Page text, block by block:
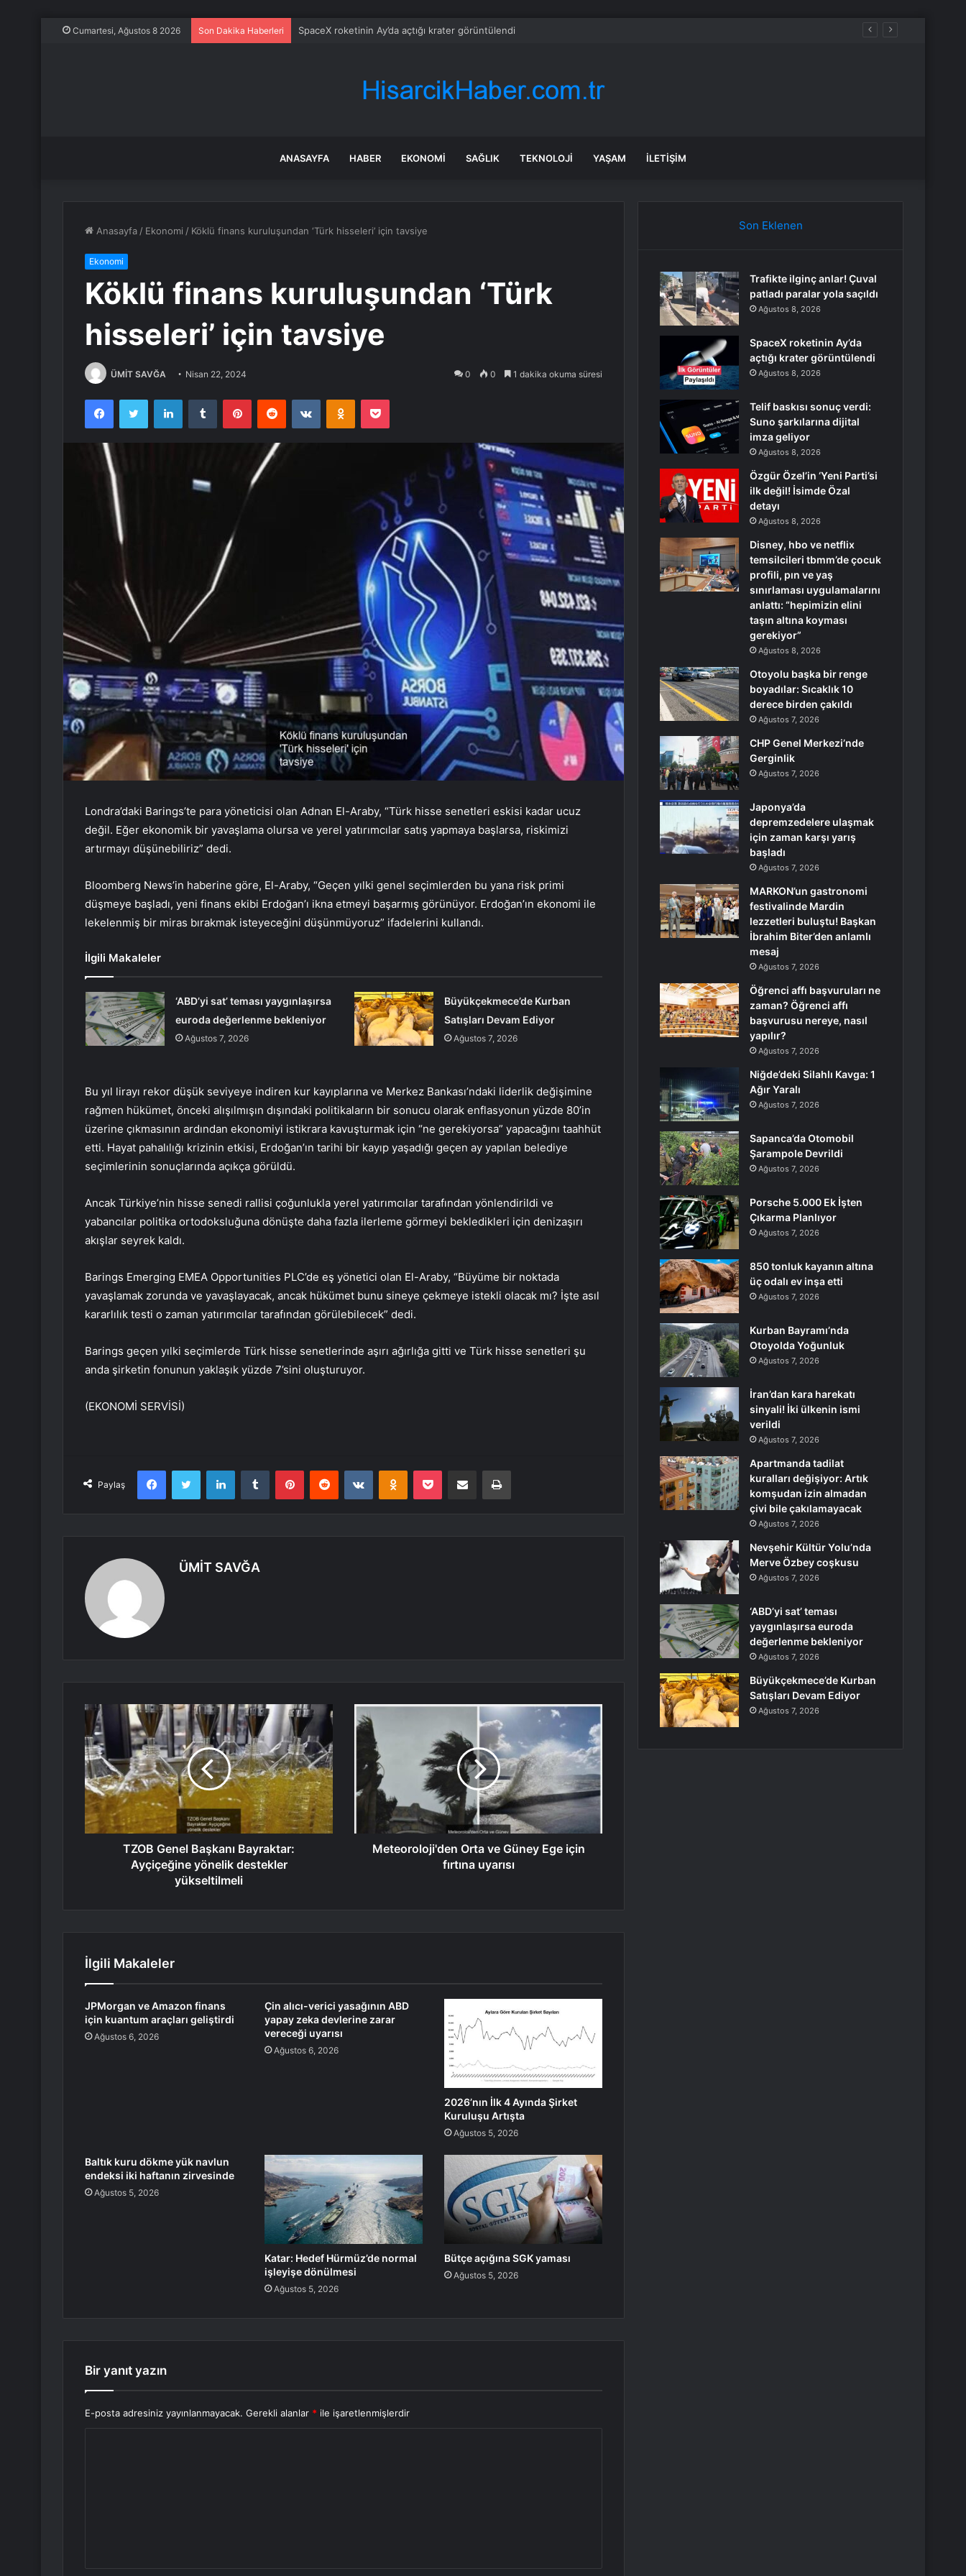
Cumartesi, Ağustos 8 2026 Son Dakika Haberleri SpaceX roketinin Ay’da açtığı krater görüntülendi
ANASAYFA HABER EKONOMI SAĞLIK TEKNOLOJI YAŞAM İLETIŞIM
Anasayfa / Ekonomi / Köklü finans kuruluşundan ‘Türk hisseleri’ için tavsiye
Ekonomi
Köklü finans kuruluşundan ‘Türk
hisseleri’ için tavsiye
ÜMİT SAVĞA Nisan 22, 2024 0 0 1 dakika okuma süresi
FacebookTwitter LinkedInTumblr PinterestReddit VKontakteOdnoklassniki
Pocket
Londra’daki Barings’te para yöneticisi olan Adnan El-Araby, “Türk hisse senetleri eskisi kadar ucuz
değil. Eğer ekonomik bir yavaşlama olursa ve yerel yatırımcılar satış yapmaya başlarsa, riskimizi
artırmayı düşünebiliriz” dedi.
Bloomberg News’in haberine göre, El-Araby, “Geçen yılki genel seçimlerden bu yana risk primi
düşmeye başladı, yeni finans ekibi Erdoğan’ı ikna etmeyi başarmış görünüyor. Erdoğan’ın ekonomi ile
lekelenmiş bir miras bırakmak isteyeceğini düşünmüyoruz” ifadelerini kullandı.
İlgili Makaleler
‘ABD’yi sat’ teması yaygınlaşırsa
euroda değerlenme bekleniyor
Ağustos 7, 2026
Büyükçekmece’de Kurban
Satışları Devam Ediyor
Ağustos 7, 2026
Bu yıl lirayı rekor düşük seviyeye indiren kur kayıplarına ve Merkez Bankası’ndaki liderlik değişimine
rağmen hükümet, önceki alışılmışın dışındaki politikaların bir sonucu olarak enflasyonun yüzde 80’in
üzerine çıkmasının ardından ekonomiyi istikrara kavuşturmak için “ne gerekiyorsa” yapacağını taahhüt
etti. Hayat pahalılığı krizinin etkisi, Erdoğan’ın tarihi bir kayıp yaşadığı geçen ay yapılan belediye
seçimlerinin sonuçlarında açıkça görüldü.
Ancak Türkiye’nin hisse senedi rallisi çoğunlukla yerel yatırımcılar tarafından yönlendirildi ve
yabancılar politika ortodoksluğuna dönüşte daha fazla ilerleme görmeyi bekledikleri için denizaşırı
akışlar seyrek kaldı.
Barings Emerging EMEA Opportunities PLC’de eş yönetici olan El-Araby, “Büyüme bir noktada
yavaşlamak zorunda ve yavaşlayacak, ancak hükümet bunu sineye çekmeye istekli olacak mı? İşte asıl
kararlılık testi o zaman yatırımcılar tarafından görülebilecek” dedi.
Barings geçen yılki seçimlerde Türk hisse senetlerinde aşırı ağırlığa gitti ve Türk hisse senetleri şu
anda şirketin fonunun yaklaşık yüzde 7’sini oluşturuyor.
(EKONOMİ SERVİSİ)
Paylaş
FacebookTwitter LinkedInTumblr PinterestReddit VKontakteOdnoklassniki
Pocket E-Posta ile paylaş Yazdır
ÜMİT SAVĞA
TZOB Genel Başkanı Bayraktar:
Ayçiçeğine yönelik destekler
yükseltilmeli
Meteoroloji'den Orta ve Güney Ege için
fırtına uyarısı
İlgili Makaleler
JPMorgan ve Amazon finans
için kuantum araçları geliştirdi
Ağustos 6, 2026
Çin alıcı-verici yasağının ABD
yapay zeka devlerine zarar
vereceği uyarısı
Ağustos 6, 2026
2026’nın İlk 4 Ayında Şirket
Kuruluşu Artışta
Ağustos 5, 2026
Baltık kuru dökme yük navlun
endeksi iki haftanın zirvesinde
Ağustos 5, 2026
Katar: Hedef Hürmüz’de normal
işleyişe dönülmesi
Ağustos 5, 2026
Bütçe açığına SGK yaması
Ağustos 5, 2026
Bir yanıt yazın
E-posta adresiniz yayınlanmayacak. Gerekli alanlar * ile işaretlenmişlerdir
Son Eklenen
Trafikte ilginç anlar! Çuval
patladı paralar yola saçıldı
Ağustos 8, 2026
SpaceX roketinin Ay’da
açtığı krater görüntülendi
Ağustos 8, 2026
Telif baskısı sonuç verdi:
Suno şarkılarına dijital
imza geliyor
Ağustos 8, 2026
Özgür Özel’in ‘Yeni Parti’si
ilk değil! İsimde Özal
detayı
Ağustos 8, 2026
Disney, hbo ve netflix
temsilcileri tbmm’de çocuk
profili, pın ve yaş
sınırlaması uygulamalarını
anlattı: “hepimizin elini
taşın altına koyması
gerekiyor”
Ağustos 8, 2026
Otoyolu başka bir renge
boyadılar: Sıcaklık 10
derece birden çakıldı
Ağustos 7, 2026
CHP Genel Merkezi’nde
Gerginlik
Ağustos 7, 2026
Japonya’da
depremzedelere ulaşmak
için zaman karşı yarış
başladı
Ağustos 7, 2026
MARKON’un gastronomi
festivalinde Mardin
lezzetleri buluştu! Başkan
İbrahim Biter’den anlamlı
mesaj
Ağustos 7, 2026
Öğrenci affı başvuruları ne
zaman? Öğrenci affı
başvurusu nereye, nasıl
yapılır?
Ağustos 7, 2026
Niğde’deki Silahlı Kavga: 1
Ağır Yaralı
Ağustos 7, 2026
Sapanca’da Otomobil
Şarampole Devrildi
Ağustos 7, 2026
Porsche 5.000 Ek İşten
Çıkarma Planlıyor
Ağustos 7, 2026
850 tonluk kayanın altına
üç odalı ev inşa etti
Ağustos 7, 2026
Kurban Bayramı’nda
Otoyolda Yoğunluk
Ağustos 7, 2026
İran’dan kara harekatı
sinyali! İki ülkenin ismi
verildi
Ağustos 7, 2026
Apartmanda tadilat
kuralları değişiyor: Artık
komşudan izin almadan
çivi bile çakılamayacak
Ağustos 7, 2026
Nevşehir Kültür Yolu’nda
Merve Özbey coşkusu
Ağustos 7, 2026
‘ABD’yi sat’ teması
yaygınlaşırsa euroda
değerlenme bekleniyor
Ağustos 7, 2026
Büyükçekmece’de Kurban
Satışları Devam Ediyor
Ağustos 7, 2026